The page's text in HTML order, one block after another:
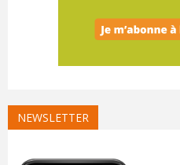
NEWSLETTER